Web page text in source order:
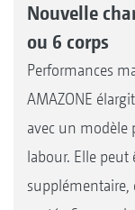
Nouvelle
ou 6 corps
Performances
AMAZONE
avec un modèle
labour. Elle peut
supplémentaire,